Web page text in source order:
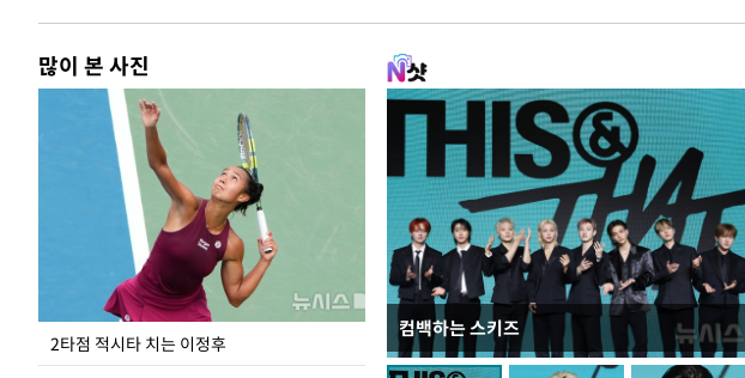
많이 본 사진
2타점 적시타 치는 이정후
컴백하는 스키즈
이번주 국회에는 무슨 일이? [뉴시스국회토pic]